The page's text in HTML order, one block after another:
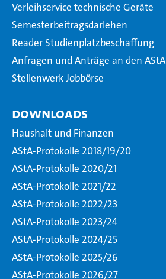
Verleihservice technische Geräte
Semesterbeitragsdarlehen
Reader Studienplatzbeschaffung
Anfragen und Anträge an den AStA
Stellenwerk Jobbörse
Downloads
Haushalt und Finanzen
AStA-Protokolle 2018/19/20
AStA-Protokolle 2020/21
AStA-Protokolle 2021/22
AStA-Protokolle 2022/23
AStA-Protokolle 2023/24
AStA-Protokolle 2024/25
AStA-Protokolle 2025/26
AStA-Protokolle 2026/27